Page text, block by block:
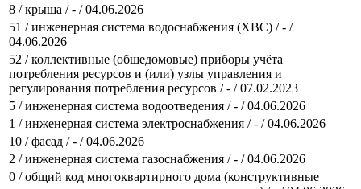
8 / крыша / - / 04.06.2026
51 / инженерная система водоснабжения (ХВС) / - /
04.06.2026
52 / коллективные (общедомовые) приборы учёта
потребления ресурсов и (или) узлы управления и
регулирования потребления ресурсов / - / 07.02.2023
5 / инженерная система водоотведения / - / 04.06.2026
1 / инженерная система электроснабжения / - / 04.06.2026
10 / фасад / - / 04.06.2026
2 / инженерная система газоснабжения / - / 04.06.2026
0 / общий код многоквартирного дома (конструктивные